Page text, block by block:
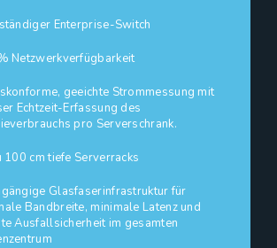
Enterprise-Switch
Netzwerkverfügbarkeit
geeichte Strommessung mit
Echtzeit-Erfassung des
pro Serverschrank.
100 cm tiefe Serverracks
Glasfaserinfrastruktur für
Bandbreite, minimale Latenz und
Ausfallsicherheit im gesamten